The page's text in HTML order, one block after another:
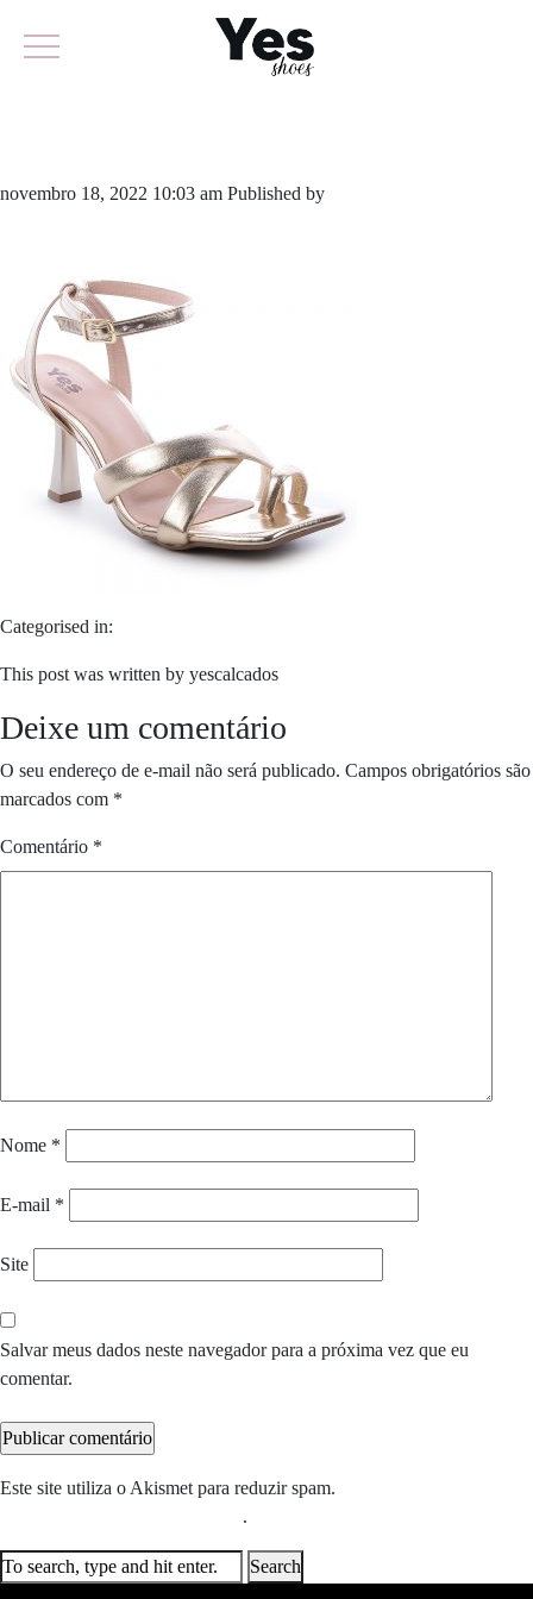
novembro 18, 2022 10:03 am Published by
Categorised in:
This post was written by yescalcados
Deixe um comentário
O seu endereço de e-mail não será publicado. Campos obrigatórios são
marcados com *
Comentário *
Nome *
E-mail *
Site
Salvar meus dados neste navegador para a próxima vez que eu
comentar.
Este site utiliza o Akismet para reduzir spam.
.
Search